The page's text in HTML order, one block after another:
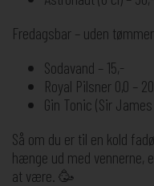
Fredagsbar – uden
Sodavand – 15,-
Royal Pilsner 0,0 –
Gin Tonic (Sir
Så om du er til en kold
hænge ud med vennerne,
at være. 🥳